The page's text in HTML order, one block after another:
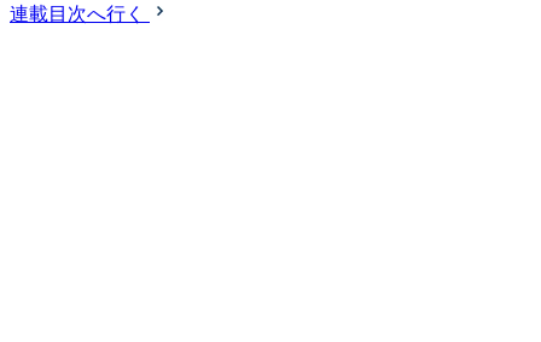
連載目次へ行く